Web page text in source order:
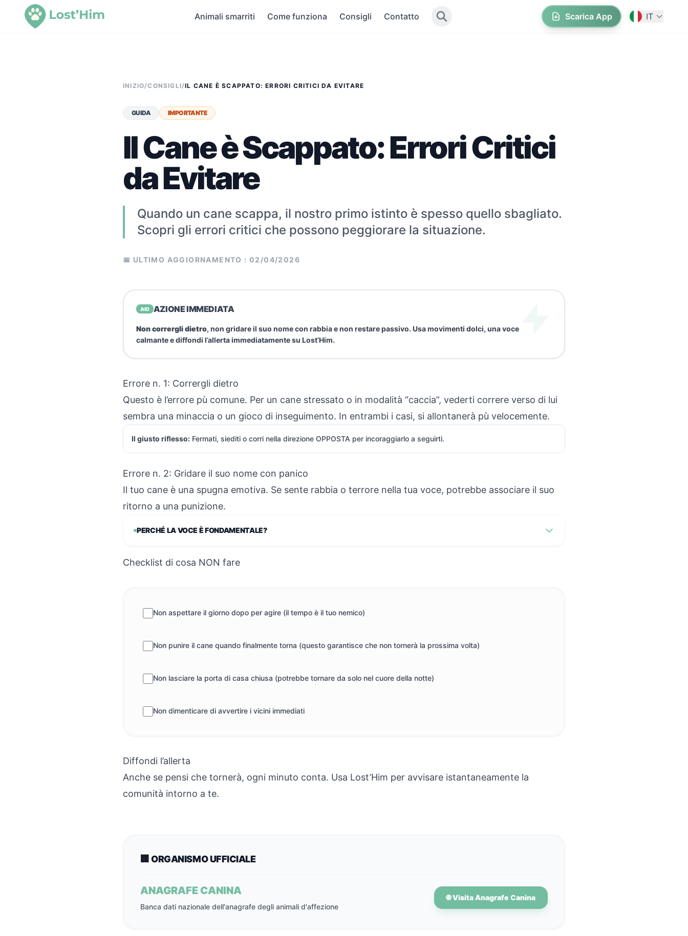
Animali smarriti Come funziona Consigli Contatto Scarica App IT
INIZIO/CONSIGLI/IL CANE È SCAPPATO: ERRORI CRITICI DA EVITARE
GUIDA IMPORTANTE
Il Cane è Scappato: Errori Critici
da Evitare
Quando un cane scappa, il nostro primo istinto è spesso quello sbagliato.
Scopri gli errori critici che possono peggiorare la situazione.
📅 ULTIMO AGGIORNAMENTO : 02/04/2026
AIO AZIONE IMMEDIATA
Non corrergli dietro, non gridare il suo nome con rabbia e non restare passivo. Usa movimenti dolci, una voce
calmante e diffondi l’allerta immediatamente su Lost’Him.
Errore n. 1: Corrergli dietro
Questo è l’errore pù comune. Per un cane stressato o in modalità “caccia”, vederti correre verso di lui
sembra una minaccia o un gioco di inseguimento. In entrambi i casi, si allontanerà pù velocemente.
Il giusto riflesso: Fermati, siediti o corri nella direzione OPPOSTA per incoraggiarlo a seguirti.
Errore n. 2: Gridare il suo nome con panico
Il tuo cane è una spugna emotiva. Se sente rabbia o terrore nella tua voce, potrebbe associare il suo
ritorno a una punizione.
PERCHÉ LA VOCE È FONDAMENTALE?
Checklist di cosa NON fare
Non aspettare il giorno dopo per agire (il tempo è il tuo nemico)
Non punire il cane quando finalmente torna (questo garantisce che non tornerà la prossima volta)
Non lasciare la porta di casa chiusa (potrebbe tornare da solo nel cuore della notte)
Non dimenticare di avvertire i vicini immediati
Diffondi l’allerta
Anche se pensi che tornerà, ogni minuto conta. Usa Lost’Him per avvisare istantaneamente la
comunità intorno a te.
🏢 ORGANISMO UFFICIALE
ANAGRAFE CANINA
Banca dati nazionale dell'anagrafe degli animali d'affezione
🌐 Visita Anagrafe Canina